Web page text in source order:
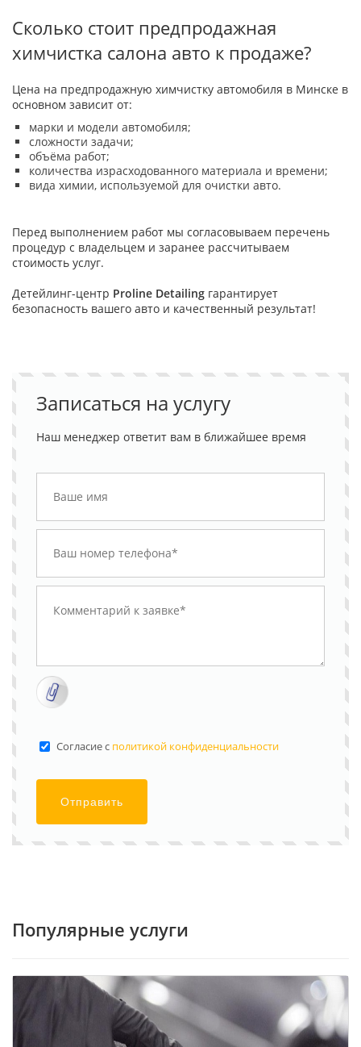
Сколько стоит предпродажная
химчистка салона авто к продаже?
Цена на предпродажную химчистку автомобиля в Минске в
основном зависит от:
марки и модели автомобиля;
сложности задачи;
объёма работ;
количества израсходованного материала и времени;
вида химии, используемой для очистки авто.
Перед выполнением работ мы согласовываем перечень
процедур с владельцем и заранее рассчитываем
стоимость услуг.
Детейлинг-центр Proline Detailing гарантирует
безопасность вашего авто и качественный результат!
Записаться на услугу
Наш менеджер ответит вам в ближайшее время
Cогласие с политикой конфиденциальности
Отправить
Популярные услуги